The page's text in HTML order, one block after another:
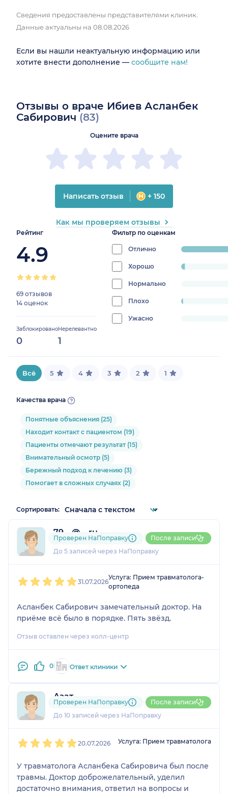
Сведения предоставлены представителями клиник.
Данные актуальны на 08.08.2026
Если вы нашли неактуальную информацию или
хотите внести дополнение — сообщите нам!
Отзывы о враче Ибиев Асланбек
Сабирович (83)
Рейтинг
4.9
69 отзывов
14 оценок
Заблокировано
0
Нерелевантно
1
Фильтр по оценкам
Отлично
progress:
Хорошо
2.4096385542168677%
Нормально
0%
Плохо
progress:
1.2048192771084338%
Ужасно
0%
Оцените врача
Написать отзыв + 150
Как мы проверяем отзывы
Всё 5 4 3 2 1
Качества врача
Понятные объяснения (25)
Находит контакт с пациентом (19)
Пациенты отмечают результат (15)
Внимательный осмотр (5)
Бережный подход к лечению (3)
Помогает в сложных случаях (2)
Сортировать:
79....@....ru
1 отзыв
До 5 записей через НаПоправку
Проверен НаПоправку После записи
31.07.2026
Услуга: Прием травматолога-
ортопеда
Асланбек Сабирович замечательный доктор. На
приёме всё было в порядке. Пять звёзд.
Отзыв оставлен через колл-центр
0 Ответ клиники
Азат
3 отзыва
До 10 записей через НаПоправку
Проверен НаПоправку После записи
20.07.2026 Услуга: Прием травматолога
У травматолога Асланбека Сабировича был после
травмы. Доктор доброжелательный, уделил
достаточно внимания, ответил на вопросы и